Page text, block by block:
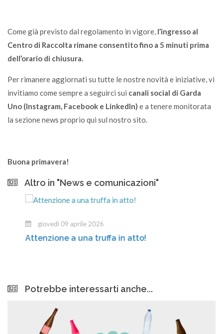
Come già previsto dal regolamento in vigore, l’ingresso al
Centro di Raccolta rimane consentito fino a 5 minuti prima
dell’orario di chiusura.
Per rimanere aggiornati su tutte le nostre novità e iniziative, vi
invitiamo come sempre a seguirci sui canali social di Garda
Uno (Instagram, Facebook e LinkedIn) e a tenere monitorata
la sezione news proprio qui sul nostro sito.
Buona primavera!
Altro in "News e comunicazioni"
giovedì 09 aprile 2026
Attenzione a una truffa in atto!
Potrebbe interessarti anche...